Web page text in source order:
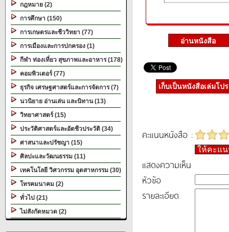
กฎหมาย (2)
การศึกษา (150)
การเกษตรและชีววิทยา (77)
การเมืองและการปกครอง (1)
กีฬา ท่องเที่ยว สุขภาพและอาหาร (178)
คอมพิวเตอร์ (77)
ธุรกิจ เศรษฐศาสตร์และการจัดการ (7)
นวนิยาย อ่านเล่น และนิทาน (13)
วิทยาศาสตร์ (15)
ประวัติศาสตร์และอัตชีวประวัติ (34)
ศาสนาและปรัชญา (15)
ศิลปะและวัฒนธรรม (11)
เทคโนโลยี วิศวกรรม อุตสาหกรรม (30)
โทรคมนาคม (2)
ทั่วไป (21)
ไม่สังกัดหมวด (2)
เก็บเป็นหนังสือเล่มโป
คะแนนหนังสือ :
ให้คะแ
แสดงความเห็น
หัวข้อ
รายละเอียด